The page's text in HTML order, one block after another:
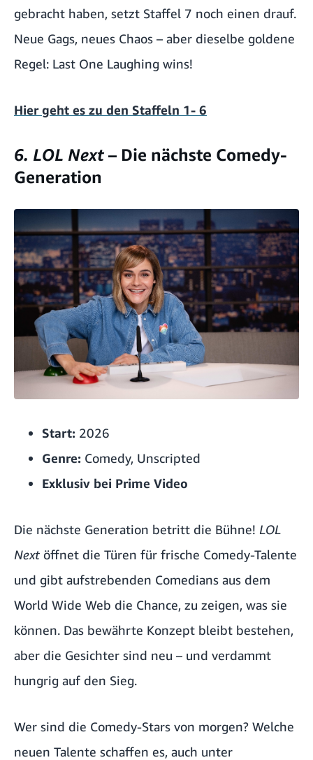
gebracht haben, setzt Staffel 7 noch einen drauf.
Neue Gags, neues Chaos – aber dieselbe goldene
Regel: Last One Laughing wins!
Hier geht es zu den Staffeln 1- 6
6. LOL Next – Die nächste Comedy-
Generation
Start: 2026
Genre: Comedy, Unscripted
Exklusiv bei Prime Video
Die nächste Generation betritt die Bühne! LOL
Next öffnet die Türen für frische Comedy-Talente
und gibt aufstrebenden Comedians aus dem
World Wide Web die Chance, zu zeigen, was sie
können. Das bewährte Konzept bleibt bestehen,
aber die Gesichter sind neu – und verdammt
hungrig auf den Sieg.
Wer sind die Comedy-Stars von morgen? Welche
neuen Talente schaffen es, auch unter